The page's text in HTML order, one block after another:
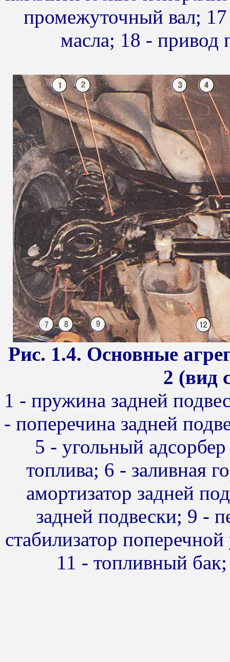
промежуточный вал; 17
масла; 18 - привод
Рис. 1.4. Основные
2 (вид
1 - пружина задней
- поперечина задней
5 - угольный
топлива; 6 - заливная
амортизатор задней
задней подвески; 9 -
стабилизатор
11 - топливный